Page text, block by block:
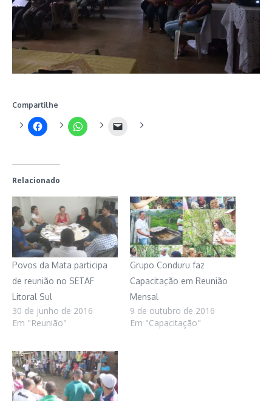
Compartilhe
Relacionado
Povos da Mata participa
de reunião no SETAF
Litoral Sul
30 de junho de 2016
Em "Reunião"
Grupo Conduru faz
Capacitação em Reunião
Mensal
9 de outubro de 2016
Em "Capacitação"